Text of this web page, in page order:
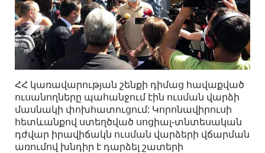
ՀՀ կառավարության շենքի դիմաց հավաքված
ուսանողները պահանջում էին ուսման վարձի
մասնակի փոխհատուցում: Կորոնավիրուսի
հետևանքով ստեղծված սոցիալ-տնտեսական
դժվար իրավիճակն ուսման վարձերի վճարման
առումով խնդիր է դարձել շատերի